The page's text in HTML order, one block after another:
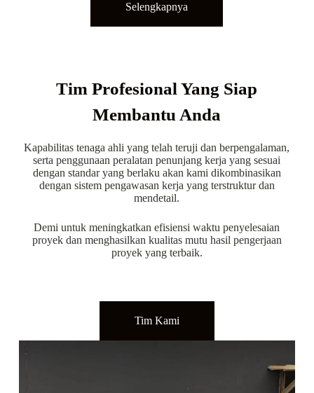
Selengkapnya
Tim Profesional Yang Siap
Membantu Anda
Kapabilitas tenaga ahli yang telah teruji dan berpengalaman,
serta penggunaan peralatan penunjang kerja yang sesuai
dengan standar yang berlaku akan kami dikombinasikan
dengan sistem pengawasan kerja yang terstruktur dan
mendetail.
Demi untuk meningkatkan efisiensi waktu penyelesaian
proyek dan menghasilkan kualitas mutu hasil pengerjaan
proyek yang terbaik.
Tim Kami